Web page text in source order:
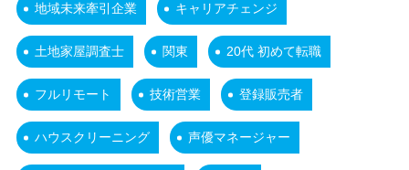
地域未来牽引企業 キャリアチェンジ
土地家屋調査士 関東 20代 初めて転職
フルリモート 技術営業 登録販売者
ハウスクリーニング 声優マネージャー